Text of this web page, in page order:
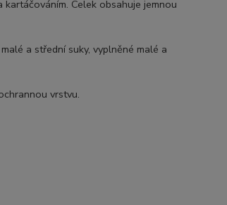
Celek obsahuje jemnou
a střední suky, vyplněné malé a
vrstvu.